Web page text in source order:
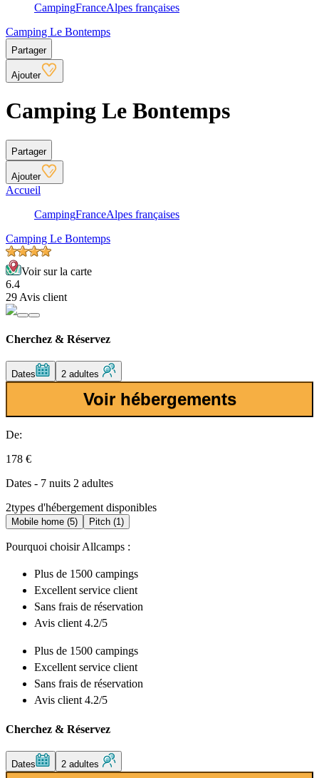
CampingFranceAlpes françaises
Camping Le Bontemps
Partager
Ajouter
Camping Le Bontemps
Partager
Ajouter
Accueil
CampingFranceAlpes françaises
Camping Le Bontemps
Voir sur la carte
6.4
29 Avis client
Cherchez & Réservez
Dates 2 adultes
Voir hébergements
De:
178 €
Dates - 7 nuits 2 adultes
2types d'hébergement disponibles
Mobile home (5) Pitch (1)
Pourquoi choisir Allcamps :
Plus de 1500 campings
Excellent service client
Sans frais de réservation
Avis client 4.2/5
Plus de 1500 campings
Excellent service client
Sans frais de réservation
Avis client 4.2/5
Cherchez & Réservez
Dates 2 adultes